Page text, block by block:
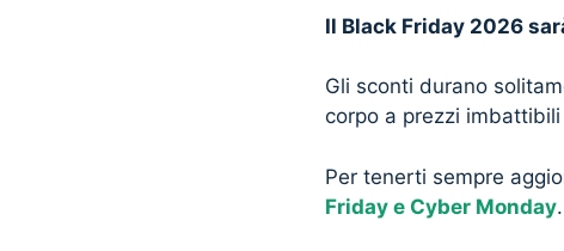
Il Black Friday 2026
Gli sconti durano
corpo a prezzi
Per tenerti sempre
Friday e Cyber Monday.